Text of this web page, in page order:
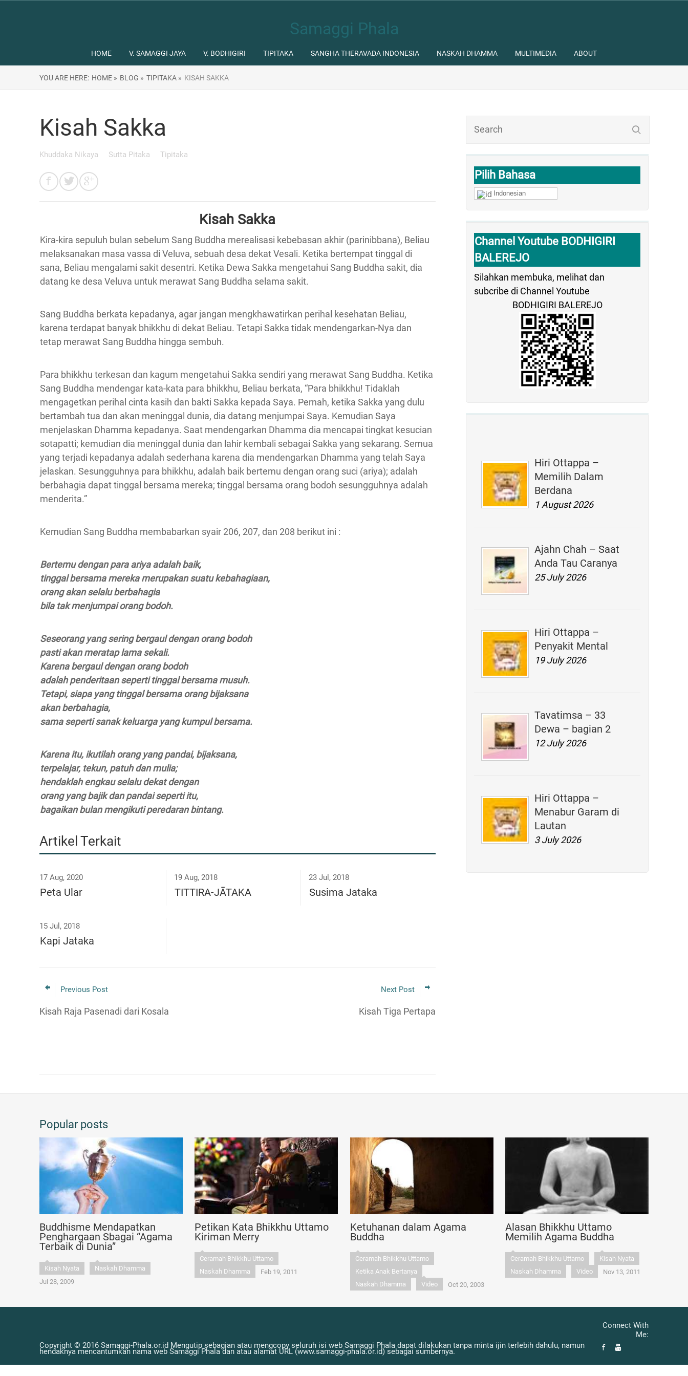
Samaggi Phala
HOME V. SAMAGGI JAYA V. BODHIGIRI TIPITAKA SANGHA THERAVADA INDONESIA NASKAH DHAMMA MULTIMEDIA ABOUT
YOU ARE HERE: HOME » BLOG » TIPITAKA » KISAH SAKKA
Pilih Bahasa
Indonesian
Channel Youtube BODHIGIRI
BALEREJO
Silahkan membuka, melihat dan
subcribe di Channel Youtube
BODHIGIRI BALEREJO
Hiri Ottappa –
Memilih Dalam
Berdana
1 August 2026
Ajahn Chah – Saat
Anda Tau Caranya
25 July 2026
Hiri Ottappa –
Penyakit Mental
19 July 2026
Tavatimsa – 33
Dewa – bagian 2
12 July 2026
Hiri Ottappa –
Menabur Garam di
Lautan
3 July 2026
Kisah Sakka
Khuddaka Nikaya Sutta Pitaka Tipitaka
Kisah Sakka
Kira-kira sepuluh bulan sebelum Sang Buddha merealisasi kebebasan akhir (parinibbana), Beliau
melaksanakan masa vassa di Veluva, sebuah desa dekat Vesali. Ketika bertempat tinggal di
sana, Beliau mengalami sakit desentri. Ketika Dewa Sakka mengetahui Sang Buddha sakit, dia
datang ke desa Veluva untuk merawat Sang Buddha selama sakit.
Sang Buddha berkata kepadanya, agar jangan mengkhawatirkan perihal kesehatan Beliau,
karena terdapat banyak bhikkhu di dekat Beliau. Tetapi Sakka tidak mendengarkan-Nya dan
tetap merawat Sang Buddha hingga sembuh.
Para bhikkhu terkesan dan kagum mengetahui Sakka sendiri yang merawat Sang Buddha. Ketika
Sang Buddha mendengar kata-kata para bhikkhu, Beliau berkata, “Para bhikkhu! Tidaklah
mengagetkan perihal cinta kasih dan bakti Sakka kepada Saya. Pernah, ketika Sakka yang dulu
bertambah tua dan akan meninggal dunia, dia datang menjumpai Saya. Kemudian Saya
menjelaskan Dhamma kepadanya. Saat mendengarkan Dhamma dia mencapai tingkat kesucian
sotapatti; kemudian dia meninggal dunia dan lahir kembali sebagai Sakka yang sekarang. Semua
yang terjadi kepadanya adalah sederhana karena dia mendengarkan Dhamma yang telah Saya
jelaskan. Sesungguhnya para bhikkhu, adalah baik bertemu dengan orang suci (ariya); adalah
berbahagia dapat tinggal bersama mereka; tinggal bersama orang bodoh sesungguhnya adalah
menderita.”
Kemudian Sang Buddha membabarkan syair 206, 207, dan 208 berikut ini :
Bertemu dengan para ariya adalah baik,
tinggal bersama mereka merupakan suatu kebahagiaan,
orang akan selalu berbahagia
bila tak menjumpai orang bodoh.
Seseorang yang sering bergaul dengan orang bodoh
pasti akan meratap lama sekali.
Karena bergaul dengan orang bodoh
adalah penderitaan seperti tinggal bersama musuh.
Tetapi, siapa yang tinggal bersama orang bijaksana
akan berbahagia,
sama seperti sanak keluarga yang kumpul bersama.
Karena itu, ikutilah orang yang pandai, bijaksana,
terpelajar, tekun, patuh dan mulia;
hendaklah engkau selalu dekat dengan
orang yang bajik dan pandai seperti itu,
bagaikan bulan mengikuti peredaran bintang.
Artikel Terkait
17 Aug, 2020
Peta Ular
19 Aug, 2018
TITTIRA-JĀTAKA
23 Jul, 2018
Susima Jataka
15 Jul, 2018
Kapi Jataka
Previous Post
Kisah Raja Pasenadi dari Kosala
Next Post
Kisah Tiga Pertapa
Popular posts
Buddhisme Mendapatkan
Penghargaan Sbagai “Agama
Terbaik di Dunia”
Kisah Nyata
Naskah Dhamma
Jul 28, 2009
Petikan Kata Bhikkhu Uttamo
Kiriman Merry
Ceramah Bhikkhu Uttamo
Naskah Dhamma
Feb 19, 2011
Ketuhanan dalam Agama
Buddha
Ceramah Bhikkhu Uttamo
Ketika Anak Bertanya
Naskah Dhamma
Video Oct 20, 2003
Alasan Bhikkhu Uttamo
Memilih Agama Buddha
Ceramah Bhikkhu Uttamo
Kisah Nyata
Naskah Dhamma
Video Nov 13, 2011
Copyright © 2016 Samaggi-Phala.or.id Mengutip sebagian atau mengcopy seluruh isi web Samaggi Phala dapat dilakukan tanpa minta ijin terlebih dahulu, namun
hendaknya mencantumkan nama web Samaggi Phala dan atau alamat URL (www.samaggi-phala.or.id) sebagai sumbernya.
Connect With
Me: